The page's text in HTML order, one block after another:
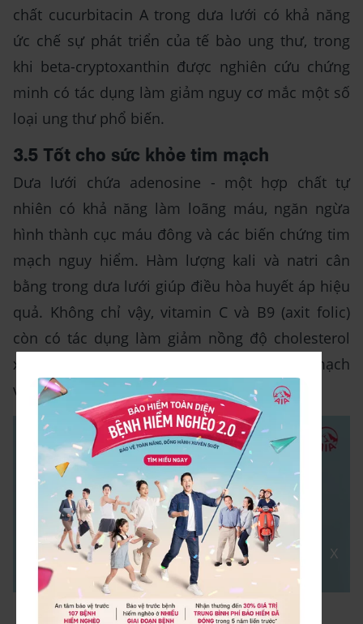
chất cucurbitacin A trong dưa lưới có khả năng
ức chế sự phát triển của tế bào ung thư, trong
khi beta-cryptoxanthin được nghiên cứu chứng
minh có tác dụng làm giảm nguy cơ mắc một số
loại ung thư phổ biến.
3.5 Tốt cho sức khỏe tim mạch
Dưa lưới chứa adenosine - một hợp chất tự
nhiên có khả năng làm loãng máu, ngăn ngừa
hình thành cục máu đông và các biến chứng tim
mạch nguy hiểm. Hàm lượng kali và natri cân
bằng trong dưa lưới giúp điều hòa huyết áp hiệu
quả. Không chỉ vậy, vitamin C và B9 (axit folic)
còn có tác dụng làm giảm nồng độ cholesterol
xấu trong máu, ngăn ngừa xơ cứng động mạch
và các bệnh lý tim mạch khác.
Ăn dưa lưới tốt cho sức khỏe tim mạch
X